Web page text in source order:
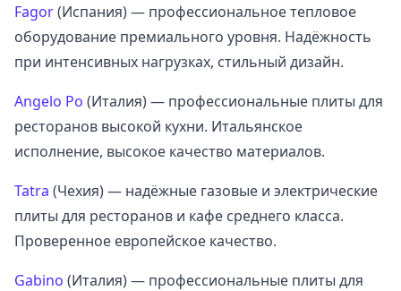
Fagor(Испания) — профессиональное тепловое
оборудование премиального уровня. Надёжность
при интенсивных нагрузках, стильный дизайн.
Angelo Po (Италия) — профессиональные плиты для
ресторанов высокой кухни. Итальянское
исполнение, высокое качество материалов.
Tatra (Чехия) — надёжные газовые и электрические
плиты для ресторанов и кафе среднего класса.
Проверенное европейское качество.
Gabino (Италия) — профессиональные плиты для